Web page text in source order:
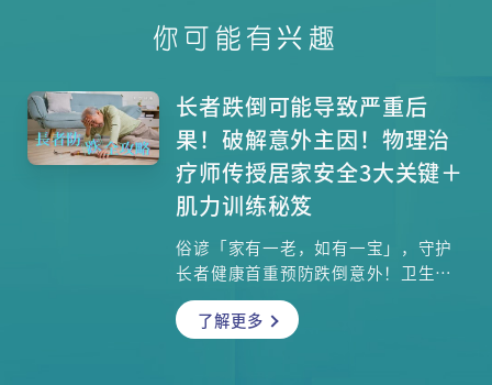
你可能有兴趣
长者跌倒可能导致严重后
果！破解意外主因！物理治
疗师传授居家安全3大关键＋
肌力训练秘笈
俗谚「家有一老，如有一宝」，守护
长者健康首重预防跌倒意外！卫生署
《非故意损伤统计调查报告书》揭露
惊人数据：74.5%银发族受伤事故源
了解更多